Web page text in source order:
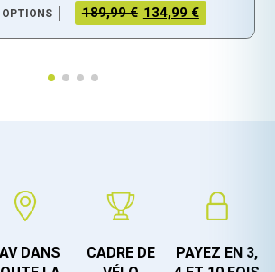
OPTIONS 189,99 €
LE PRIX
134,99 €
LE PRIX
DANS
CADRE DE
PAYEZ EN 3,